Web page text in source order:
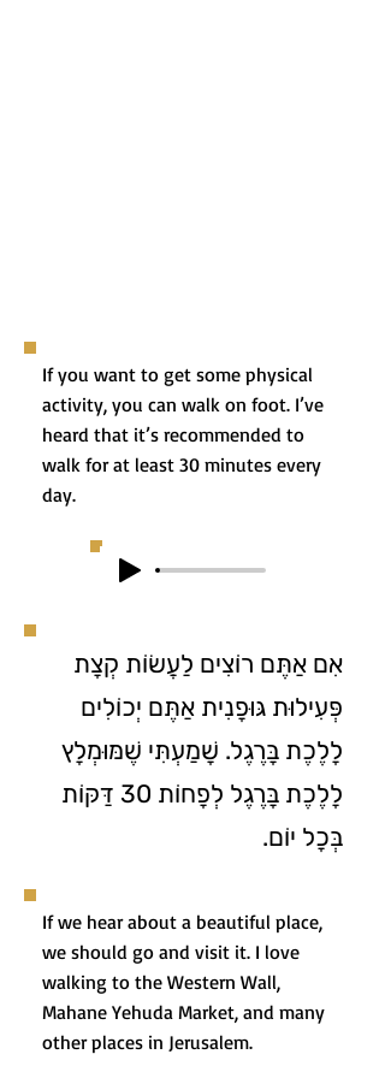
If you want to get some physical
activity, you can walk on foot. I’ve
heard that it’s recommended to
walk for at least 30 minutes every
day.
אִם אַתֶּם רוֹצִים לַעֲשׂוֹת קְצָת
פְּעִילוּת גּוּפָנִית אַתֶּם יְכוֹלִים
לָלֶכֶת בָּרֶגֶל. שָׁמַעְתִּי שֶׁמּוּמְלָץ
לָלֶכֶת בָּרֶגֶל לְפָחוֹת 30 דַּקּוֹת
בְּכָל יוֹם.
If we hear about a beautiful place,
we should go and visit it. I love
walking to the Western Wall,
Mahane Yehuda Market, and many
other places in Jerusalem.